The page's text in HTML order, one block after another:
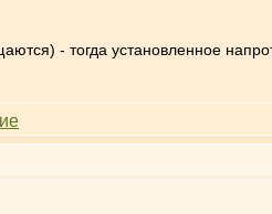
- тогда установленное